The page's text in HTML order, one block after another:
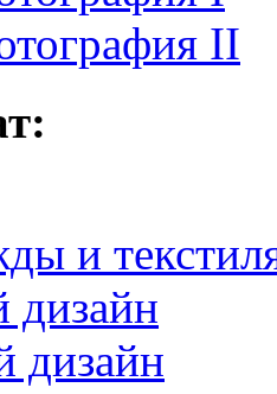
II
и
дизайн
дизайн